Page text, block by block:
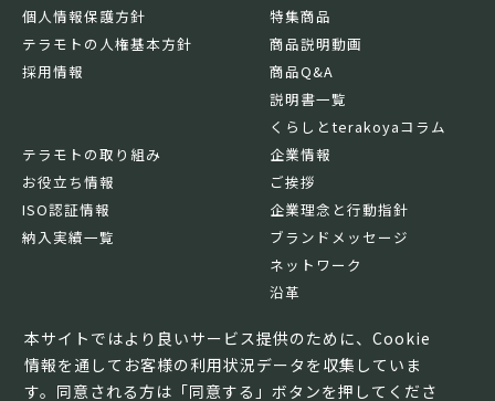
本サイトではより良いサービス提供のために、Cookie
情報を通してお客様の利用状況データを収集していま
す。同意される方は「同意する」ボタンを押してくださ
個人情報保護方針
テラモトの人権基本方針
採用情報
特集商品
商品説明動画
商品Q&A
説明書一覧
くらしとterakoyaコラム
テラモトの取り組み
お役立ち情報
ISO認証情報
納入実績一覧
企業情報
ご挨拶
企業理念と行動指針
ブランドメッセージ
ネットワーク
沿革